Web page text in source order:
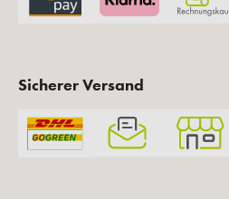
Sicherer Versand